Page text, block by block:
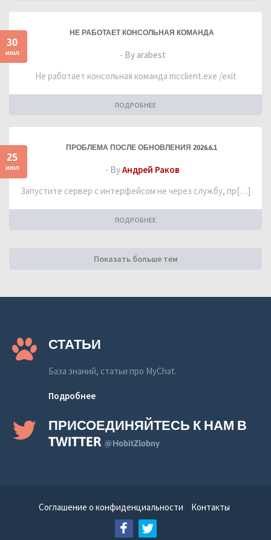
30
июл
НЕ РАБОТАЕТ КОНСОЛЬНАЯ КОМАНДА
- By arabest
Не работает консольная команда mcclient.exe /exit
ПОДРОБНЕЕ
25
июл
ПРОБЛЕМА ПОСЛЕ ОБНОВЛЕНИЯ 2026.6.1
- ByАндрей Раков
Запустите сервер с интерфейсом не через службу, пр[…]
ПОДРОБНЕЕ
Показать больше тем
СТАТЬИ
База знаний, статьи про MyChat.
Подробнее
ПРИСОЕДИНЯЙТЕСЬ К НАМ В
TWITTER @HobitZlobny
Соглашение о конфиденциальности Контакты